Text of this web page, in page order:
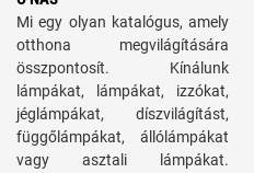
Mi egy olyan katalógus, amely
otthona megvilágítására
összpontosít. Kínálunk
lámpákat, lámpákat, izzókat,
jéglámpákat, díszvilágítást,
függőlámpákat, állólámpákat
vagy asztali lámpákat.